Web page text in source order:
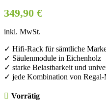
349,90 €
inkl. MwSt.
✓ Hifi-Rack für sämtliche
✓ Säulenmodule in Eichenholz
✓ starke Belastbarkeit und
✓ jede Kombination von
Vorrätig